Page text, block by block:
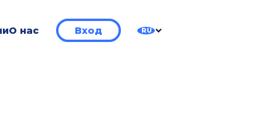
О нас Вход RU